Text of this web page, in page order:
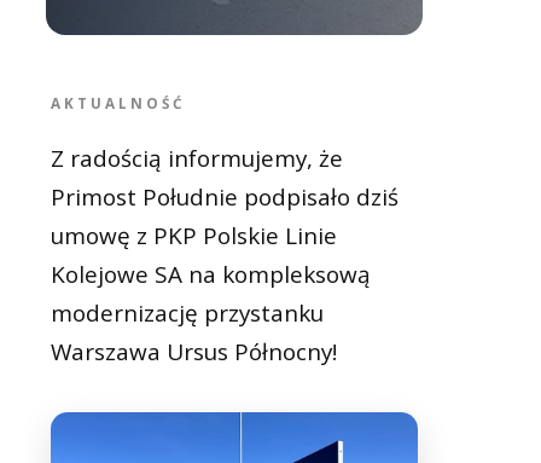
AKTUALNOŚĆ
Z radością informujemy, że
Primost Południe podpisało dziś
umowę z PKP Polskie Linie
Kolejowe SA na kompleksową
modernizację przystanku
Warszawa Ursus Północny!